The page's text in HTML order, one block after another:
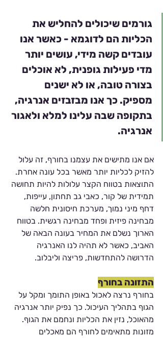
גורמים שיכולים להחליש את
הכליות הם לדוגמא - כאשר אנו
עובדים קשה מידי, עושים יותר
מדי פעילות גופנית, לא אוכלים
בצורה טובה, או לא ישנים
מספיק. כך אנו מבזבזים אנרגיה,
בתקופה שבה עלינו למלא ולאגור
אנרגיה.
אם אנו מתישים את עצמנו בחורף, זה עלול
להזיק לכליות יותר מאשר בכל עונה אחרת.
התוצאות בטווח הקצר עלולות להיות תחושה
תמידית של קור, כאבי גב תחתון, עייפות,
דחף מיני נמוך, מערכת חיסונית חלשה
מבחינה פיזית ופחד מבחינה רגשית. בטווח
הארוך נשלם את המחיר בעונה הבאה של
האביב, כאשר לא תהיה לנו האנרגיה
הדרושה להתחדשות, פריצה וליבלוב.
התזונה בחורף
בחורף נרצה לאכול באופן התומך ומקל על
הגוף בתהליך העיכול. כך נפיק יותר אנרגיה
מהאוכל, נזין את הכליות ונחמם את הגוף.
מזונות מתאימים לחורף הם מאכלים